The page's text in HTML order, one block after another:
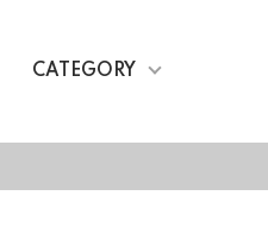
CATEGORY